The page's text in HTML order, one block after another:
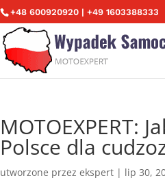
+48 600920920 | +49 1603388333
MOTOEXPERT:
Polsce dla
utworzone przezekspert | lip 30,